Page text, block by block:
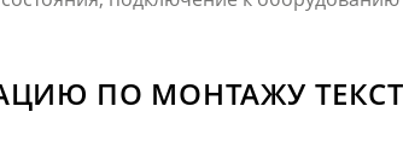
ПО МОНТАЖУ